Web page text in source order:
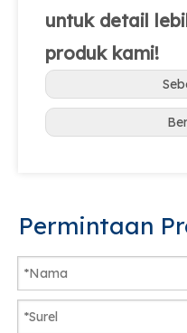
untuk detail
produk kami!
Permintaan